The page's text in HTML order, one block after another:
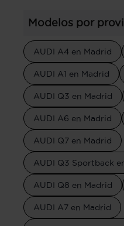
Modelos por
AUDI A4 en Madrid
AUDI A1 en Madrid
AUDI Q3 en Madrid
AUDI A6 en Madrid
AUDI Q7 en Madrid
AUDI Q3 Sportback
AUDI Q8 en Madrid
AUDI A7 en Madrid